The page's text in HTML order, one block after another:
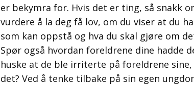
er bekymra for. Hvis det er ting, så snakk
vurdere å la deg få lov, om du viser at du
som kan oppstå og hva du skal gjøre om
Spør også hvordan foreldrene dine hadde
huske at de ble irriterte på foreldrene
det? Ved å tenke tilbake på sin egen